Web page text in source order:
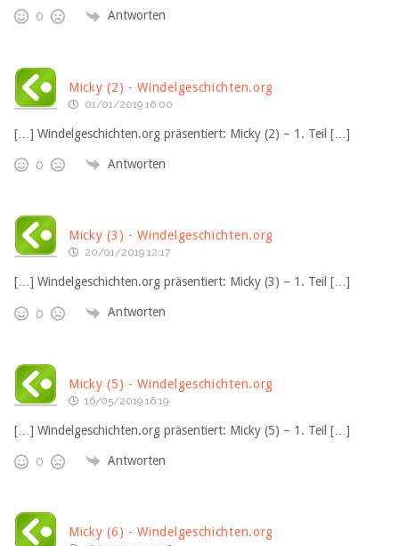
0 Antworten
Micky (2) - Windelgeschichten.org
01/01/2019 16:00
[…] Windelgeschichten.org präsentiert: Micky (2) – 1. Teil […]
0 Antworten
Micky (3) - Windelgeschichten.org
20/01/2019 12:17
[…] Windelgeschichten.org präsentiert: Micky (3) – 1. Teil […]
0 Antworten
Micky (5) - Windelgeschichten.org
16/05/2019 16:19
[…] Windelgeschichten.org präsentiert: Micky (5) – 1. Teil […]
0 Antworten
Micky (6) - Windelgeschichten.org